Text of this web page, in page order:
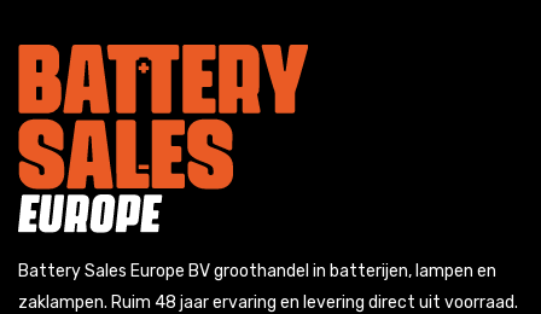
Battery Sales Europe BV groothandel in batterijen, lampen en
zaklampen. Ruim 48 jaar ervaring en levering direct uit voorraad.